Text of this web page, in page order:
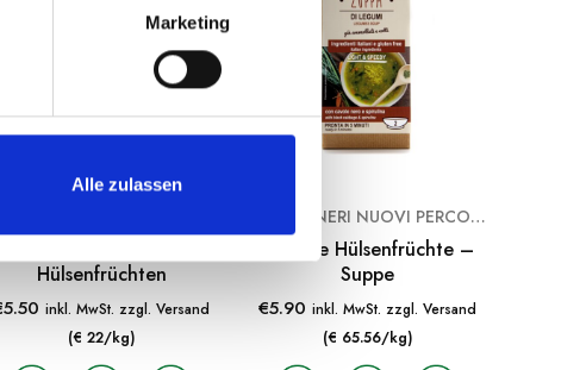
Marketing
Alle zulassen
Hülsenfrüchten
5.50 inkl. MwSt. zzgl. Versand
(€ 22/kg)
LEGÙ ITINERI NUOVI PERCORSI ALIMENTARI
Leckere Hülsenfrüchte –
Suppe
€5.90 inkl. MwSt. zzgl. Versand
(€ 65.56/kg)